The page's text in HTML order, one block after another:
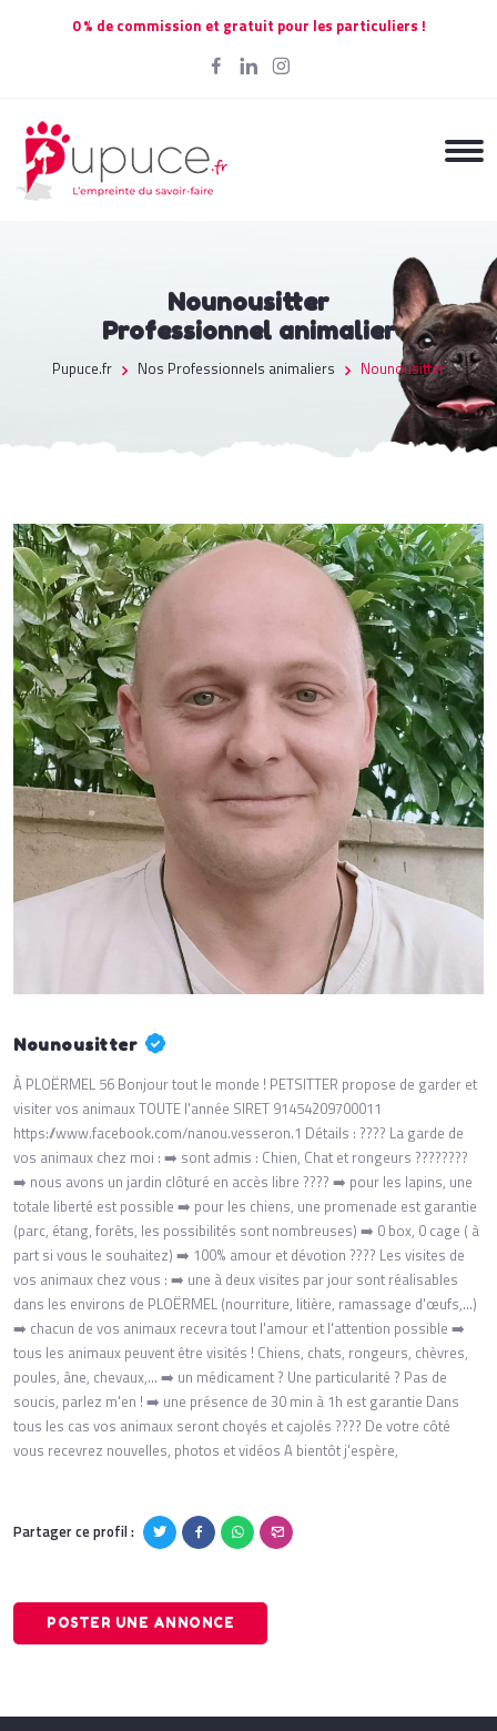
0 % de commission et gratuit pour les particuliers !
Nounousitter
Professionnel animalier
Pupuce.fr Nos Professionnels animaliers Nounousitter
Nounousitter
À PLOËRMEL 56 Bonjour tout le monde ! PETSITTER propose de garder et
visiter vos animaux TOUTE l'année SIRET 91454209700011
https://www.facebook.com/nanou.vesseron.1 Détails : ???? La garde de
vos animaux chez moi : ➡️ sont admis : Chien, Chat et rongeurs ????????
➡️ nous avons un jardin clôturé en accès libre ???? ➡️ pour les lapins, une
totale liberté est possible ➡️ pour les chiens, une promenade est garantie
(parc, étang, forêts, les possibilités sont nombreuses) ➡️ 0 box, 0 cage ( à
part si vous le souhaitez) ➡️ 100% amour et dévotion ???? Les visites de
vos animaux chez vous : ➡️ une à deux visites par jour sont réalisables
dans les environs de PLOËRMEL (nourriture, litière, ramassage d'œufs,...)
➡️ chacun de vos animaux recevra tout l'amour et l'attention possible ➡️
tous les animaux peuvent être visités ! Chiens, chats, rongeurs, chèvres,
poules, âne, chevaux,... ➡️ un médicament ? Une particularité ? Pas de
soucis, parlez m'en ! ➡️ une présence de 30 min à 1h est garantie Dans
tous les cas vos animaux seront choyés et cajolés ???? De votre côté
vous recevrez nouvelles, photos et vidéos A bientôt j'espère,
Partager ce profil :
POSTER UNE ANNONCE